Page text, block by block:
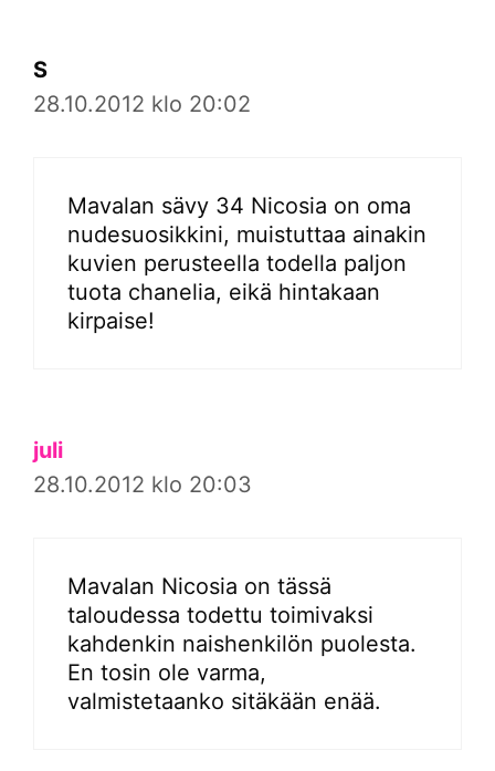
S
28.10.2012 klo 20:02
Mavalan sävy 34 Nicosia on oma
nudesuosikkini, muistuttaa ainakin
kuvien perusteella todella paljon
tuota chanelia, eikä hintakaan
kirpaise!
juli
28.10.2012 klo 20:03
Mavalan Nicosia on tässä
taloudessa todettu toimivaksi
kahdenkin naishenkilön puolesta.
En tosin ole varma,
valmistetaanko sitäkään enää.